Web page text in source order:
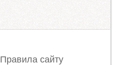
Правила сайту